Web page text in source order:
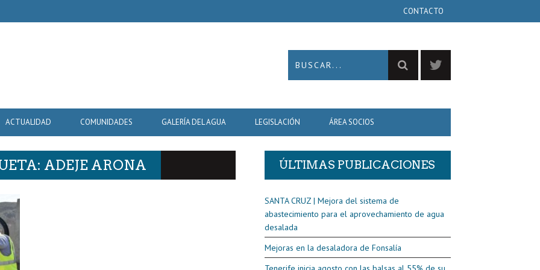
CONTACTO
ACTUALIDAD COMUNIDADES GALERÍA DEL AGUA LEGISLACIÓN ÁREA SOCIOS
ADEJE ARONA ÚLTIMAS PUBLICACIONES
SANTA CRUZ | Mejora del sistema de
abastecimiento para el aprovechamiento de agua
desalada
Mejoras en la desaladora de Fonsalía